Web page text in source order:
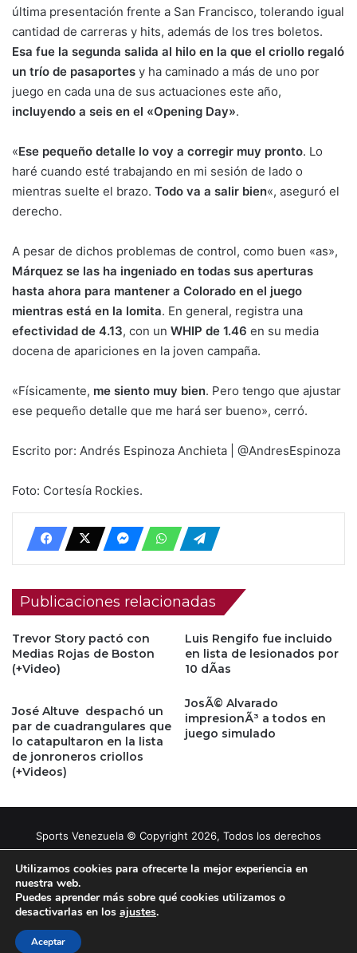
última presentación frente a San Francisco, tolerando igual
cantidad de carreras y hits, además de los tres boletos.
Esa fue la segunda salida al hilo en la que el criollo regaló
un trío de pasaportes y ha caminado a más de uno por
juego en cada una de sus actuaciones este año,
incluyendo a seis en el «Opening Day».
«Ese pequeño detalle lo voy a corregir muy pronto. Lo
haré cuando esté trabajando en mi sesión de lado o
mientras suelte el brazo. Todo va a salir bien«, aseguró el
derecho.
A pesar de dichos problemas de control, como buen «as»,
Márquez se las ha ingeniado en todas sus aperturas
hasta ahora para mantener a Colorado en el juego
mientras está en la lomita. En general, registra una
efectividad de 4.13, con un WHIP de 1.46 en su media
docena de apariciones en la joven campaña.
«Físicamente, me siento muy bien. Pero tengo que ajustar
ese pequeño detalle que me hará ser bueno», cerró.
Escrito por: Andrés Espinoza Anchieta | @AndresEspinoza
Foto: Cortesía Rockies.
Publicaciones relacionadas
Trevor Story pactó con
Medias Rojas de Boston
(+Video)
Luis Rengifo fue incluido
en lista de lesionados por
10 dÃ­as
José Altuve despachó un
par de cuadrangulares que
lo catapultaron en la lista
de jonroneros criollos
(+Videos)
JosÃ© Alvarado
impresionÃ³ a todos en
juego simulado
Sports Venezuela © Copyright 2026, Todos los derechos
Facebook
X YouTubeInstagram
Utilizamos cookies para ofrecerte la mejor experiencia en
nuestra web.
Puedes aprender más sobre qué cookies utilizamos o
desactivarlas en los ajustes.
Aceptar